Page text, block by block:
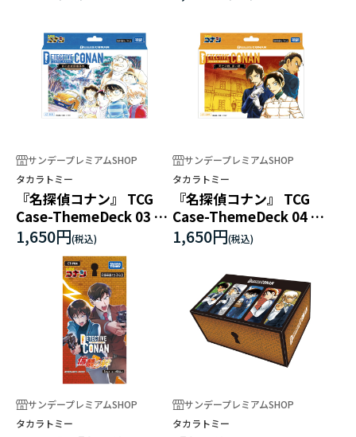
サンデープレミアムSHOP
タカラトミー
『名探偵コナン』 TCG
Case-ThemeDeck 03 青
の古城探索事件
1,650円
サンデープレミアムSHOP
タカラトミー
『名探偵コナン』 TCG
Case-ThemeDeck 04 死
亡の館、赤い壁
1,650円
サンデープレミアムSHOP
タカラトミー
サンデープレミアムSHOP
タカラトミー